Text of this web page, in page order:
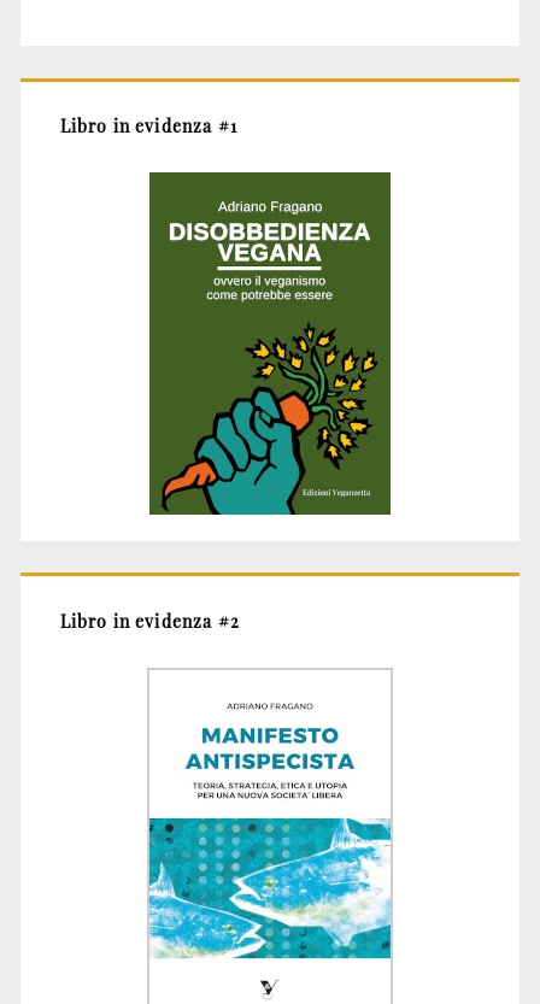
Libro in evidenza #1
Libro in evidenza #2